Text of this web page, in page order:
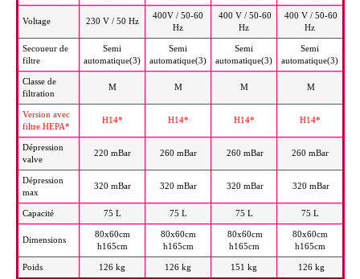
Voltage 230 V / 50 Hz
400V / 50-60
Hz
400 V / 50-60
Hz
400 V / 50-60
Hz
Secoueur de
filtre
Semi
automatique(3)
Semi
automatique(3)
Semi
automatique(3)
Semi
automatique(3)
Classe de
filtration
M M M M
Version avec
filtre HEPA*
H14* H14* H14* H14*
Dépression
valve
220 mBar 260 mBar 260 mBar 260 mBar
Dépression
max
320 mBar 320 mBar 320 mBar 320 mBar
Capacité 75 L 75 L 75 L 75 L
Dimensions
80x60cm
h165cm
80x60cm
h165cm
80x60cm
h165cm
80x60cm
h165cm
Poids 126 kg 126 kg 151 kg 126 kg